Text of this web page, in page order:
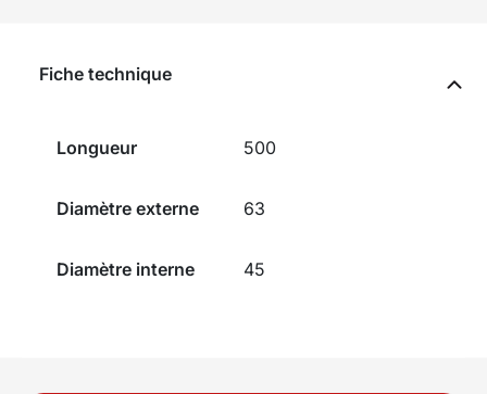
Fiche technique
Longueur 500
Diamètre externe 63
Diamètre interne 45